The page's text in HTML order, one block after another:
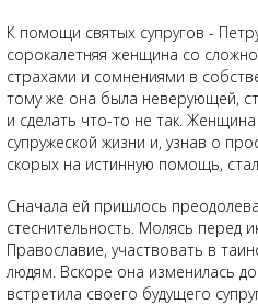
К помощи святых супругов -
сорокалетняя женщина со
страхами и сомнениями в
тому же она была неверующей,
и сделать что-то не так.
супружеской жизни и, узнав о
скорых на истинную помощь,
Сначала ей пришлось
стеснительность. Молясь перед
Православие, участвовать в
людям. Вскоре она изменилась
встретила своего будущего